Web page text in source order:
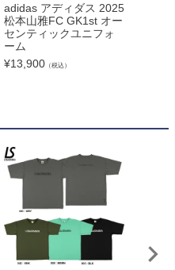
adidas アディダス 2025
松本山雅FC GK1st オー
センティックユニフォ
ーム
¥13,900 （税込）